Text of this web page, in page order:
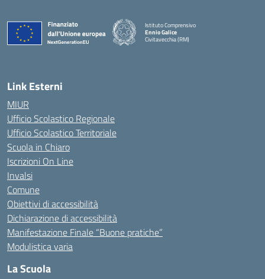
Istituto Comprensivo
Ennio Galice
Civitavecchia (RM)
Link Esterni
MIUR
Ufficio Scolastico Regionale
Ufficio Scolastico Territoriale
Scuola in Chiaro
Iscrizioni On Line
Invalsi
Comune
Obiettivi di accessibilità
Dichiarazione di accessibilità
Manifestazione Finale “Buone pratiche”
Modulistica varia
La Scuola